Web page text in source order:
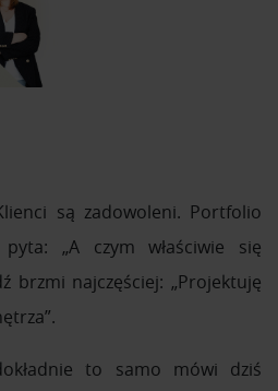
są zadowoleni. Portfolio
„A czym właściwie się
brzmi najczęściej: „Projektuję
to samo mówi dziś